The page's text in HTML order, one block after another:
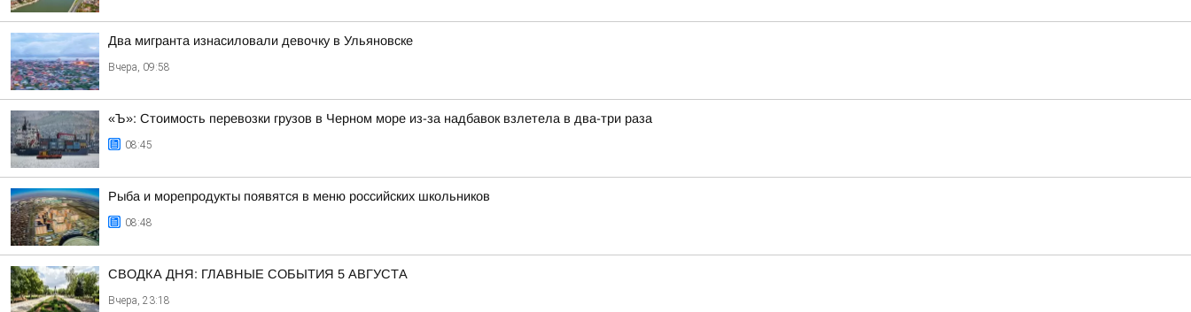
Два мигранта изнасиловали девочку в Ульяновске
Вчера, 09:58
«Ъ»: Стоимость перевозки грузов в Черном море из-за надбавок взлетела в два-три раза
08:45
Рыба и морепродукты появятся в меню российских школьников
08:48
СВОДКА ДНЯ: ГЛАВНЫЕ СОБЫТИЯ 5 АВГУСТА
Вчера, 23:18